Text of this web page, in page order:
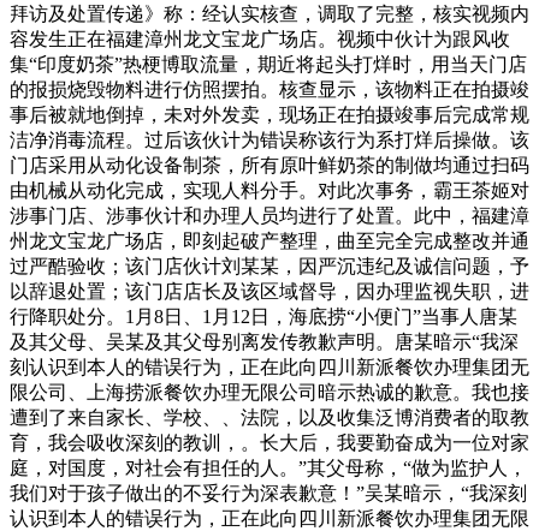
拜访及处置传递》称：经认实核查，调取了完整，核实视频内
容发生正在福建漳州龙文宝龙广场店。视频中伙计为跟风收
集“印度奶茶”热梗博取流量，期近将起头打烊时，用当天门店
的报损烧毁物料进行仿照摆拍。核查显示，该物料正在拍摄竣
事后被就地倒掉，未对外发卖，现场正在拍摄竣事后完成常规
洁净消毒流程。过后该伙计为错误称该行为系打烊后操做。该
门店采用从动化设备制茶，所有原叶鲜奶茶的制做均通过扫码
由机械从动化完成，实现人料分手。对此次事务，霸王茶姬对
涉事门店、涉事伙计和办理人员均进行了处置。此中，福建漳
州龙文宝龙广场店，即刻起破产整理，曲至完全完成整改并通
过严酷验收；该门店伙计刘某某，因严沉违纪及诚信问题，予
以辞退处置；该门店店长及该区域督导，因办理监视失职，进
行降职处分。1月8日、1月12日，海底捞“小便门”当事人唐某
及其父母、吴某及其父母别离发传教歉声明。唐某暗示“我深
刻认识到本人的错误行为，正在此向四川新派餐饮办理集团无
限公司、上海捞派餐饮办理无限公司暗示热诚的歉意。我也接
遭到了来自家长、学校、、法院，以及收集泛博消费者的取教
育，我会吸收深刻的教训，。长大后，我要勤奋成为一位对家
庭，对国度，对社会有担任的人。”其父母称，“做为监护人，
我们对于孩子做出的不妥行为深表歉意！”吴某暗示，“我深刻
认识到本人的错误行为，正在此向四川新派餐饮办理集团无限